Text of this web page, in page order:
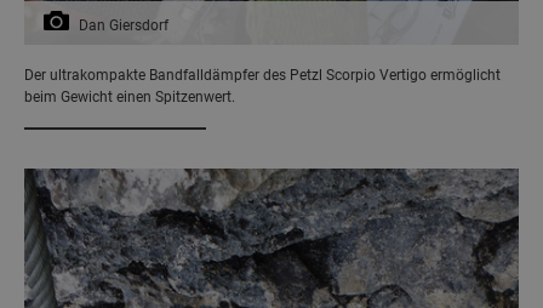
Dan Giersdorf
Der ultrakompakte Bandfalldämpfer des Petzl Scorpio Vertigo ermöglicht
beim Gewicht einen Spitzenwert.